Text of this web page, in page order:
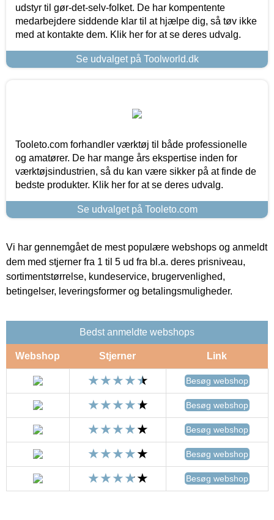
udstyr til gør-det-selv-folket. De har kompentente
medarbejdere siddende klar til at hjælpe dig, så tøv ikke
med at kontakte dem. Klik her for at se deres udvalg.
Se udvalget på Toolworld.dk
Tooleto.com forhandler værktøj til både professionelle
og amatører. De har mange års ekspertise inden for
værktøjsindustrien, så du kan være sikker på at finde de
bedste produkter. Klik her for at se deres udvalg.
Se udvalget på Tooleto.com
Vi har gennemgået de mest populære webshops og anmeldt
dem med stjerner fra 1 til 5 ud fra bl.a. deres prisniveau,
sortimentstørrelse, kundeservice, brugervenlighed,
betingelser, leveringsformer og betalingsmuligheder.
Bedst anmeldte webshops
Webshop Stjerner Link
Besøg webshop
Besøg webshop
Besøg webshop
Besøg webshop
Besøg webshop